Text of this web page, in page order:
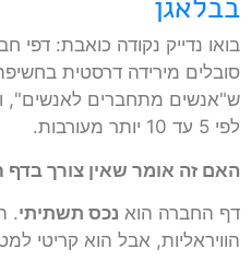
סובלים מירידה דרסטית
ש"אנשים מתחברים לאנשים",
לפי 5 עד 10 יותר מעורבות.
האם זה אומר שאין צורך
דף החברה הוא נכס תשתיתי.
הוויראליות, אבל הוא קריטי